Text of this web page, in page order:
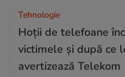
Tehnologie
Hoții de telefoane
victimele și după ce
avertizează Telekom